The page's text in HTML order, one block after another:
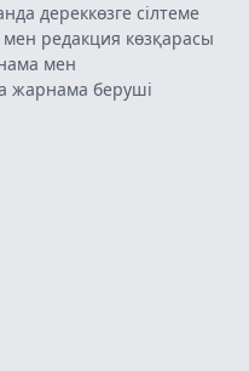
дереккөзге сілтеме
мен редакция көзқарасы
мен
жарнама беруші